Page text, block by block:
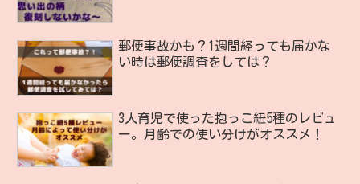
郵便事故かも？1週間経っても届かな
い時は郵便調査をしては？
3人育児で使った抱っこ紐5種のレビュ
ー。月齢での使い分けがオススメ！